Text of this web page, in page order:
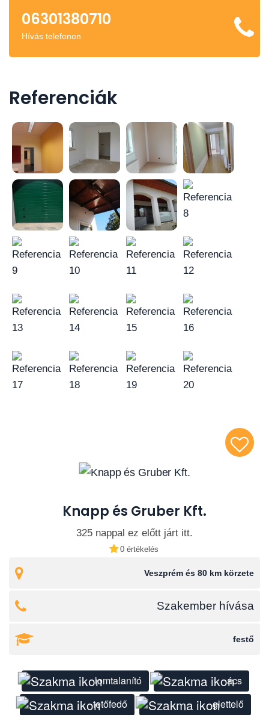
06301380710
Hívás telefonon
Referenciák
Knapp és Gruber Kft.
325 nappal ez előtt járt itt.
0 értékelés
Veszprém és 80 km körzete
Szakember hívása
festő
lomtalanító
ács
tetőfedő
glettelő